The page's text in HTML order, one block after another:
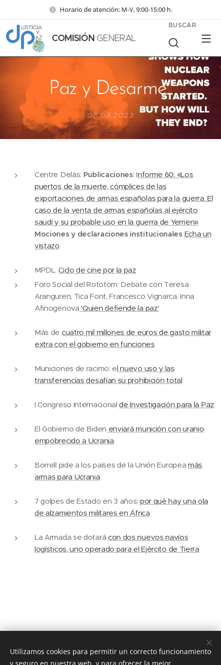
Horario de atención: M-V, 9:00-15:00 h.
COMISIÓN GENERAL
BUSCAR
Paz y Desarme
08.09.2023
Centre Delàs: Publicaciones: Informe 60: «Los
puertos de la muerte, cómplices de las
exportaciones de armas españolas para la guerra. El
caso de la venta de armas españolas al ejército
saudí y su probable uso en la guerra de Yemen»
Mociones y declaraciones institucionales Echa un
vistazo
MPDL.Ciclo de cine por la paz
Foro Social del Rototom: Debate con Teresa
Aranguren, Tica Font, Francesco Vignarca, Inna
Afinogenova 'Quien defiende la paz'
Más de cuatro mil millones de euros de gasto militar
extra con el gobierno en funciones
Municiones de racimo: el nuevo uso y las
transferencias desafían su prohibición total
I Congreso Internacional de Investigación para la Paz
El Gobierno de Biden enviará munición con uranio
empobrecido a Ucrania
Borrell pide a los países de la Unión Europeamás
armas para Ucrania
7 golpes de Estado en 3 años: por qué hay una ola
de alzamientos militares en África
La Armada se dotará con dos nuevos navíos
logísticos, uno operado para el Ejército de Tierra
© 2020 JUSTICIA Y PAZ C/ Rafael de Riego 16, 3º dcha. Madrid,
28045
Utilizamos cookies para permitir un correcto funcionamiento